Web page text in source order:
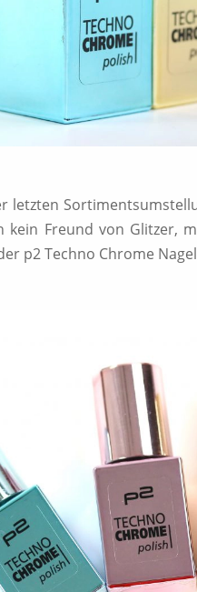
letzten
kein Freund von Glitzer,
p2 Techno Chrome